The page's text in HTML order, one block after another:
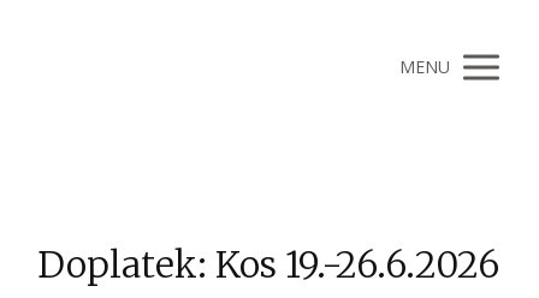
MENU
Doplatek: Kos 19.-26.6.2026